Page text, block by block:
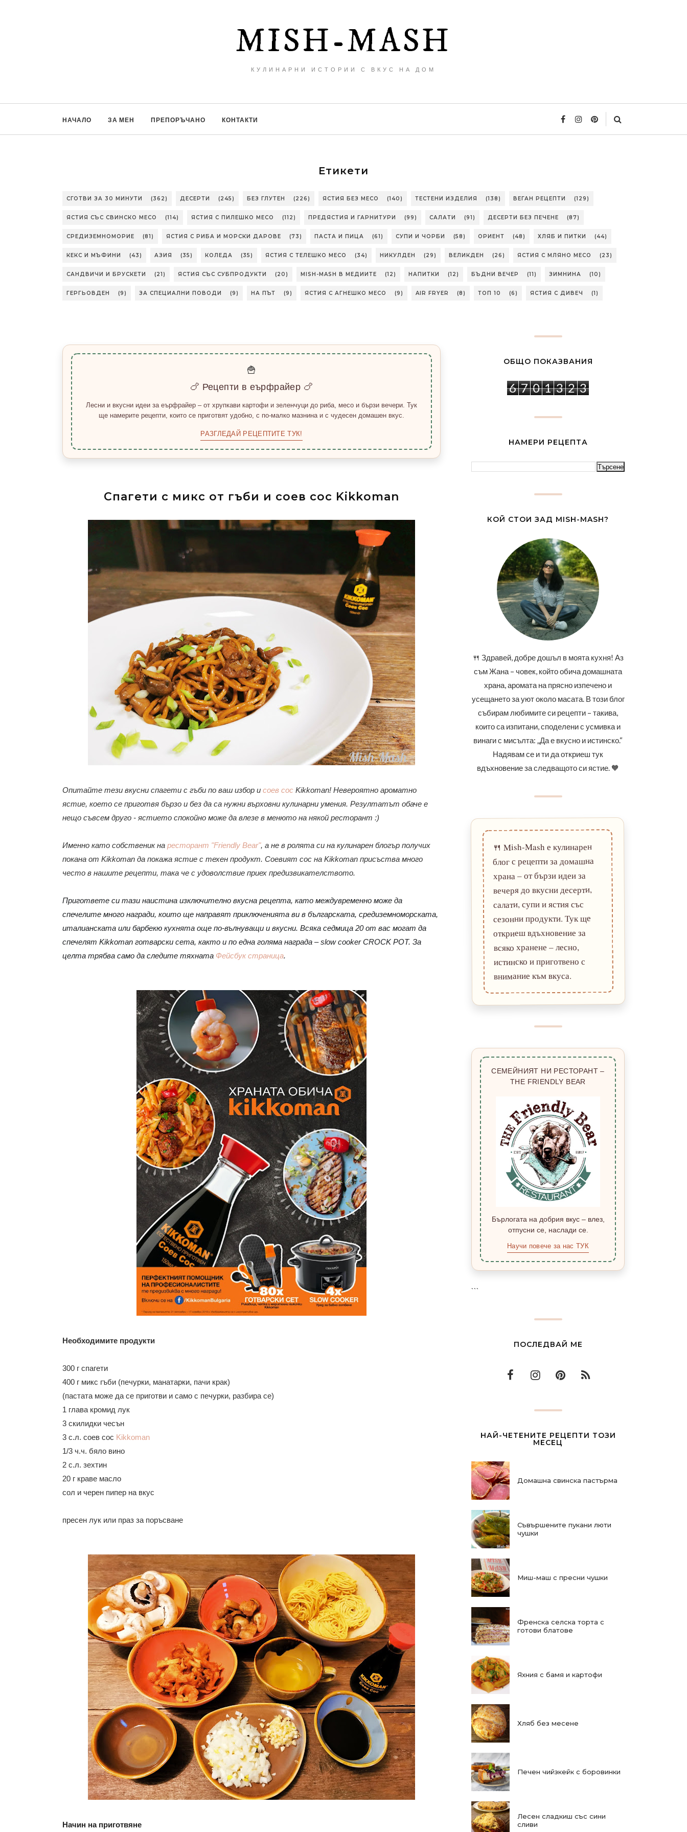
MISH-MASH
КУЛИНАРНИ ИСТОРИИ С ВКУС НА ДОМ
НАЧАЛО ЗА МЕН ПРЕПОРЪЧАНО КОНТАКТИ
Етикети
СГОТВИ ЗА 30 МИНУТИ (362) ДЕСЕРТИ (245) БЕЗ ГЛУТЕН (226) ЯСТИЯ БЕЗ МЕСО (140) ТЕСТЕНИ ИЗДЕЛИЯ (138) ВЕГАН РЕЦЕПТИ (129)
ЯСТИЯ СЪС СВИНСКО МЕСО (114) ЯСТИЯ С ПИЛЕШКО МЕСО (112) ПРЕДЯСТИЯ И ГАРНИТУРИ (99) САЛАТИ (91) ДЕСЕРТИ БЕЗ ПЕЧЕНЕ (87)
СРЕДИЗЕМНОМОРИЕ (81) ЯСТИЯ С РИБА И МОРСКИ ДАРОВЕ (73) ПАСТА И ПИЦА (61) СУПИ И ЧОРБИ (58) ОРИЕНТ (48) ХЛЯБ И ПИТКИ (44)
КЕКС И МЪФИНИ (43) АЗИЯ (35) КОЛЕДА (35) ЯСТИЯ С ТЕЛЕШКО МЕСО (34) НИКУЛДЕН (29) ВЕЛИКДЕН (26) ЯСТИЯ С МЛЯНО МЕСО (23)
САНДВИЧИ И БРУСКЕТИ (21) ЯСТИЯ СЪС СУБПРОДУКТИ (20) MISH-MASH В МЕДИИТЕ (12) НАПИТКИ (12) БЪДНИ ВЕЧЕР (11) ЗИМНИНА (10)
ГЕРГЬОВДЕН (9) ЗА СПЕЦИАЛНИ ПОВОДИ (9) НА ПЪТ (9) ЯСТИЯ С АГНЕШКО МЕСО (9) AIR FRYER (8) ТОП 10 (6) ЯСТИЯ С ДИВЕЧ (1)
🍟
🍗 Рецепти в еърфрайер 🍗
Лесни и вкусни идеи за еърфрайер – от хрупкави картофи и зеленчуци до риба, месо и бързи вечери. Тук
ще намерите рецепти, които се приготвят удобно, с по-малко мазнина и с чудесен домашен вкус.
РАЗГЛЕДАЙ РЕЦЕПТИТЕ ТУК!
Спагети с микс от гъби и соев сос Kikkoman
Опитайте тези вкусни спагети с гъби по ваш избор и соев сос Kikkoman! Невероятно ароматно
ястие, което се приготвя бързо и без да са нужни върховни кулинарни умения. Резултатът обаче е
нещо съвсем друго - ястието спокойно може да влезе в менюто на някой ресторант :)
Именно като собственик на ресторант "Friendly Bear", а не в ролята си на кулинарен блогър получих
покана от Kikkoman да покажа ястие с техен продукт. Соевият сос на Kikkoman присъства много
често в нашите рецепти, така че с удоволствие приех предизвикателството.
Пригответе си тази наистина изключително вкусна рецепта, като междувременно може да
спечелите много награди, които ще направят приключенията ви в българската, средиземноморската,
италианската или барбекю кухнята още по-вълнуващи и вкусни. Всяка седмица 20 от вас могат да
спечелят Kikkoman готварски сета, както и по една голяма награда – slow cooker CROCK POT. За
целта трябва само да следите тяхната Фейсбук страница.
Необходимите продукти
300 г спагети
400 г микс гъби (печурки, манатарки, пачи крак)
(пастата може да се приготви и само с печурки, разбира се)
1 глава кромид лук
3 скилидки чесън
3 с.л. соев сос Kikkoman
1/3 ч.ч. бяло вино
2 с.л. зехтин
20 г краве масло
сол и черен пипер на вкус
пресен лук или праз за поръсване
Начин на приготвяне
ОБЩО ПОКАЗВАНИЯ
6 7 0 1 3 2 3
НАМЕРИ РЕЦЕПТА
КОЙ СТОИ ЗАД MISH-MASH?
🍴 Здравей, добре дошъл в моята кухня! Аз
съм Жана – човек, който обича домашната
храна, аромата на прясно изпечено и
усещането за уют около масата. В този блог
събирам любимите си рецепти – такива,
които са изпитани, споделени с усмивка и
винаги с мисълта: „Да е вкусно и истинско.“
Надявам се и ти да откриеш тук
вдъхновение за следващото си ястие. 🧡
🍴Mish-Mash е кулинарен
блог с рецепти за домашна
храна – от бързи идеи за
вечеря до вкусни десерти,
салати, супи и ястия със
сезонни продукти. Тук ще
откриеш вдъхновение за
всяко хранене – лесно,
истинско и приготвено с
внимание към вкуса.
СЕМЕЙНИЯТ НИ РЕСТОРАНТ –
THE FRIENDLY BEAR
Бърлогата на добрия вкус – влез,
отпусни се, наслади се.
Научи повече за нас ТУК
```
ПОСЛЕДВАЙ МЕ
НАЙ-ЧЕТЕНИТЕ РЕЦЕПТИ ТОЗИ
МЕСЕЦ
Домашна свинска пастърма
Съвършените пукани люти
чушки
Миш-маш с пресни чушки
Френска селска торта с
готови блатове
Яхния с бамя и картофи
Хляб без месене
Печен чийзкейк с боровинки
Лесен сладкиш със сини
сливи